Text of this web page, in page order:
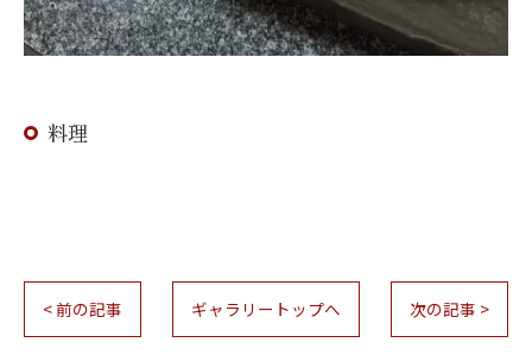
料理
< 前の記事 ギャラリートップへ 次の記事 >